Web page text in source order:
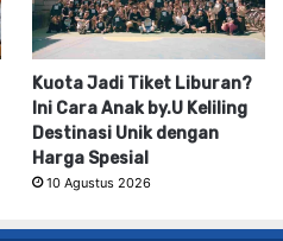
Kuota Jadi Tiket Liburan?
Ini Cara Anak by.U Keliling
Destinasi Unik dengan
Harga Spesial
10 Agustus 2026